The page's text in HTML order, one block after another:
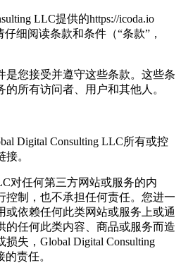
LLC提供的https://icoda.io
仔细阅读条款和条件（“条款”，
是您接受并遵守这些条款。这些条
所有访问者、用户和其他人。
Digital Consulting LLC所有或控
。
对任何第三方网站或服务的内
控制，也不承担任何责任。您进一
或依赖任何此类网站或服务上或通
的任何此类内容、商品或服务而造
失，Global Digital Consulting
责任。